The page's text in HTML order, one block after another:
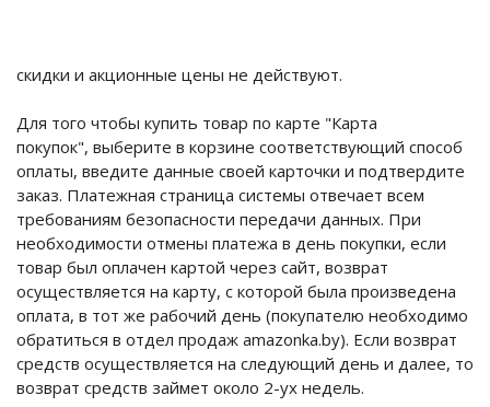
скидки и акционные цены не действуют.
Для того чтобы купить товар по карте "Карта
покупок", выберите в корзине соответствующий способ
оплаты, введите данные своей карточки и подтвердите
заказ. Платежная страница системы отвечает всем
требованиям безопасности передачи данных. При
необходимости отмены платежа в день покупки, если
товар был оплачен картой через сайт, возврат
осуществляется на карту, с которой была произведена
оплата, в тот же рабочий день (покупателю необходимо
обратиться в отдел продаж amazonka.by). Если возврат
средств осуществляется на следующий день и далее, то
возврат средств займет около 2-ух недель.